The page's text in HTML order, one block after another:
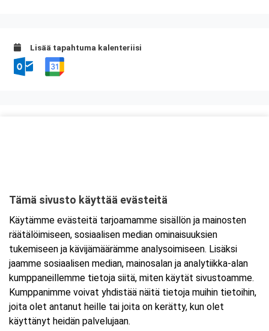
Lisää tapahtuma kalenteriisi
Tarkempi kartta ja ajo-ohjeet
Tämä sivusto käyttää evästeitä
Käytämme evästeitä tarjoamamme sisällön ja mainosten
räätälöimiseen, sosiaalisen median ominaisuuksien
tukemiseen ja kävijämäärämme analysoimiseen. Lisäksi
jaamme sosiaalisen median, mainosalan ja analytiikka-alan
kumppaneillemme tietoja siitä, miten käytät sivustoamme.
Kumppanimme voivat yhdistää näitä tietoja muihin tietoihin,
joita olet antanut heille tai joita on kerätty, kun olet
käyttänyt heidän palvelujaan.